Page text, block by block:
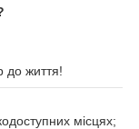
до життя!
місцях;